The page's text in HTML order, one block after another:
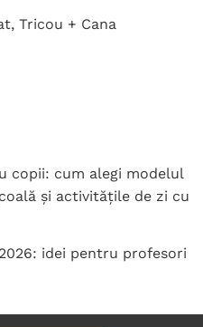
Tricou + Cana
copii: cum alegi modelul
și activitățile de zi cu
idei pentru profesori